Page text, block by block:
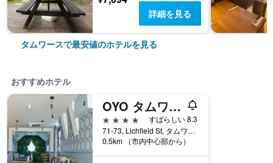
詳細を見る
タムワースで最安値のホテルを見る
おすすめホテル
OYO タムワース アームズ ブティック パブ & ホテル
4つ星
すばらしい 8.3
71-73, Lichfield St, タムワース, イギリス
0.5km （市内中心部から）